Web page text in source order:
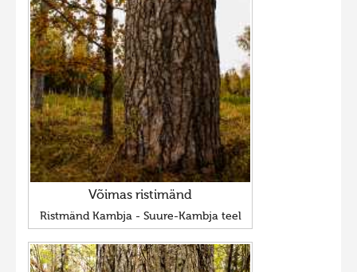
Võimas ristimänd
Ristmänd Kambja - Suure-Kambja teel